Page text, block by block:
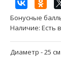
Бонусные
Наличие: Есть
Диаметр - 25 см